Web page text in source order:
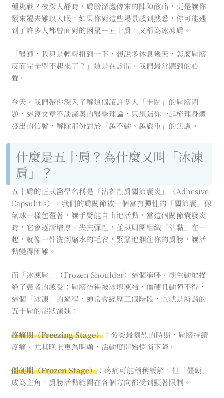
種挑戰？夜深人靜時，肩膀深處傳來的陣陣酸痛，更是讓你
翻來覆去難以入眠，如果你對這些場景感到熟悉，你可能遇
到了許多人都曾面對的困擾—五十肩，又稱為冰凍肩。
「醫師，我只是輕輕扭到一下，想說多休息幾天，怎麼肩膀
反而完全舉不起來了？」這是在診間，我們最常聽到的心
聲。
今天，我們帶你深入了解這個讓許多人「卡關」的肩膀問
題，這篇文章不談深奧的醫學理論，只想陪你一起梳理身體
發出的信號，解除那份對於「越不動、越嚴重」的焦慮。
什麼是五十肩？為什麼又叫「冰凍
肩」？
五十肩的正式醫學名稱是「沾黏性肩關節囊炎」（Adhesive
Capsulitis）。我們的肩關節被一個富有彈性的「關節囊」像
氣球一樣包覆著，讓手臂能自由地活動，當這個關節囊發炎
時，它會逐漸增厚、失去彈性，並與周圍組織「沾黏」在一
起，就像一件洗到縮水的毛衣，緊緊地捆住你的肩膀，讓活
動變得困難。
而「冰凍肩」（Frozen Shoulder）這個稱呼，則生動地描
繪了患者的感受：肩膀彷彿被冰塊凍結，僵硬且動彈不得，
這個「冰凍」的過程，通常會經歷三個階段，也就是所謂的
五十肩的症狀演進：
疼痛期（Freezing Stage）：發炎最劇烈的時期，肩膀持續
疼痛，尤其晚上更為明顯，活動度開始悄悄下降。
僵硬期（Frozen Stage）：疼痛可能稍稍緩解，但「僵硬」
成為主角，肩膀活動範圍在各個方向都受到顯著限制。